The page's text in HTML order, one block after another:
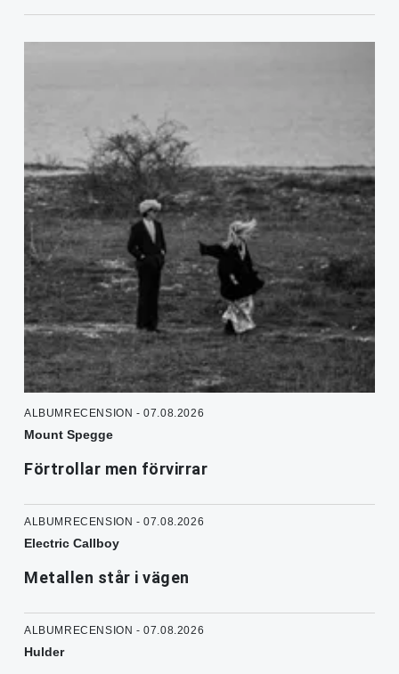
ALBUMRECENSION - 07.08.2026
Mount Spegge
Förtrollar men förvirrar
ALBUMRECENSION - 07.08.2026
Electric Callboy
Metallen står i vägen
ALBUMRECENSION - 07.08.2026
Hulder